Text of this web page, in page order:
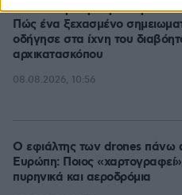
Εντοπίστηκε η «Αράχνη» του
Πώς ένα ξεχασμένο
οδήγησε στα ίχνη του
αρχικατασκόπου
08.08.2026, 10:56
Ο εφιάλτης των drones πάνω
Ευρώπη: Ποιος
πυρηνικά και αεροδρόμια